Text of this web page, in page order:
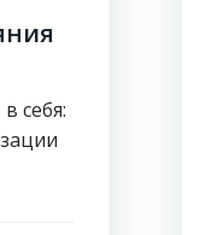
себя: